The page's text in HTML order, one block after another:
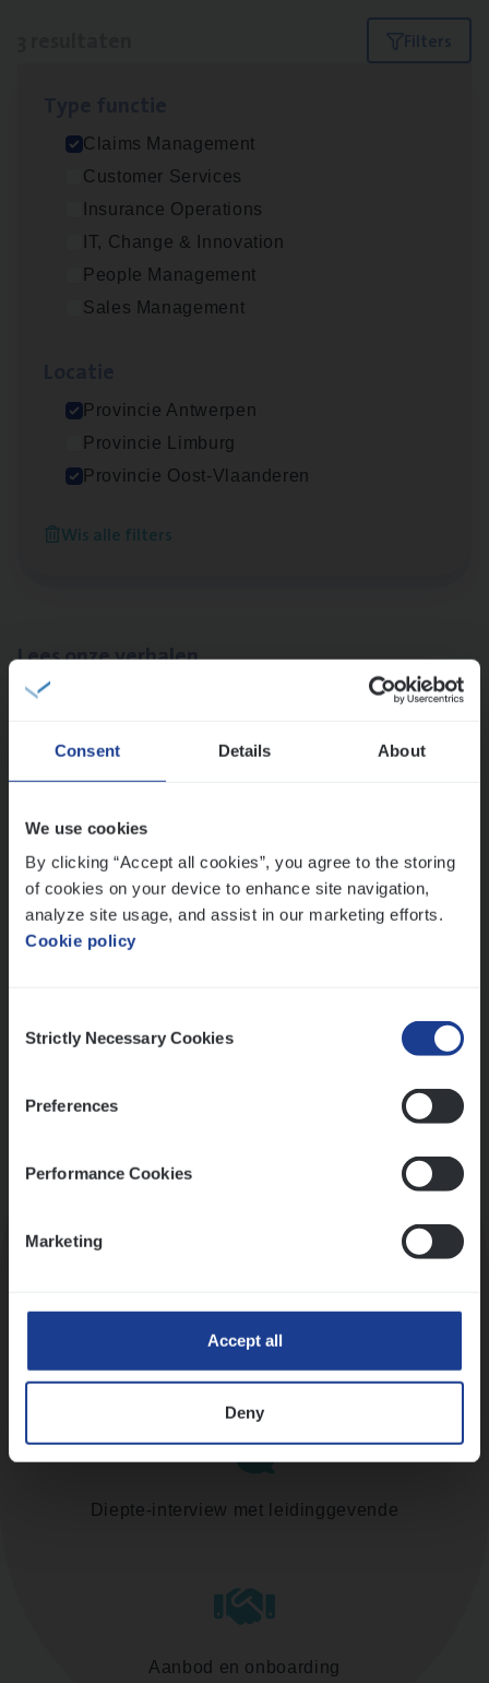
Consent Details About
We use cookies
By clicking “Accept all cookies”, you agree to the storing
of cookies on your device to enhance site navigation,
analyze site usage, and assist in our marketing efforts.
Cookie policy
Selection
Strictly Necessary Cookies
Preferences
Performance Cookies
Marketing
Accept all
Deny
Filters
Claims Management
Customer Services
Insurance Operations
IT, Change & Innovation
People Management
Sales Management
Provincie Antwerpen
Provincie Limburg
Provincie Oost-Vlaanderen
Wis alle filters
Claims­hand­ler Fleet&
Claims Management
Antwerpen
Scha­de Expert Fleet
Scha­de­be­heer­der verzekeringen
Sint-Niklaas/Temse
Lees onze verhalen
Meer dan collega’s: hoe Julie en Aurélie elkaar
Mathias houdt van diepgaande dossiers én droge
humor
werk
Ons sollicitatieproces
Assessment
Diepte-interview met leidinggevende
Aanbod en onboarding